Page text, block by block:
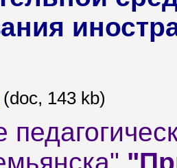
(doc, 143 kb)